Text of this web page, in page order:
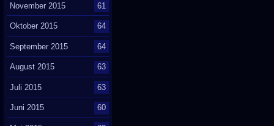
November 2015 61
Oktober 2015 64
September 2015 64
August 2015 63
Juli 2015 63
Juni 2015 60